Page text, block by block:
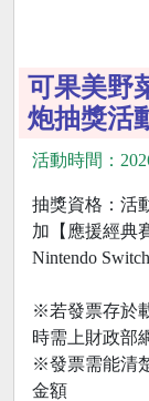
可果美野
炮抽獎活
活動時間：
抽獎資格：活
加【應援經典
Nintendo
※若發票存於
時需上財政部
※發票需能清
金額